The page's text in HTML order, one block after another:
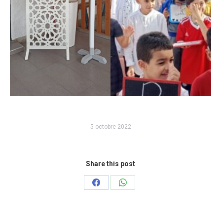
5 octobre 2022
Share this post
PartagerPartager